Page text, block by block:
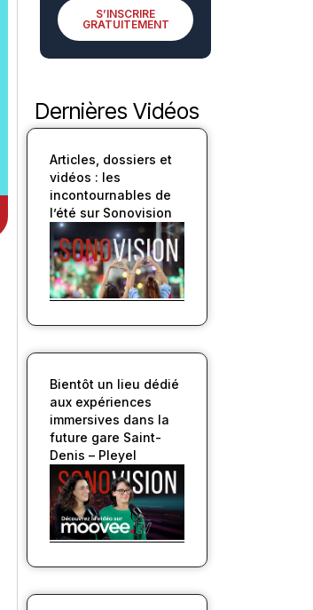
S’INSCRIRE
GRATUITEMENT
Dernières Vidéos
Articles, dossiers et
vidéos : les
incontournables de
l’été sur Sonovision
Bientôt un lieu dédié
aux expériences
immersives dans la
future gare Saint-
Denis – Pleyel